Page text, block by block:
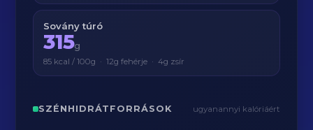
Sovány túró
315g
85 kcal / 100g · 12g fehérje · 4g zsír
SZÉNHIDRÁTFORRÁSOK ugyanannyi kalóriáért